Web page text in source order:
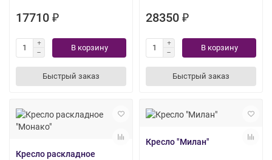
17710 ₽
В корзину
Быстрый заказ
28350 ₽
В корзину
Быстрый заказ
Кресло раскладное
Кресло "Милан"